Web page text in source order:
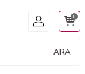
ARA
0